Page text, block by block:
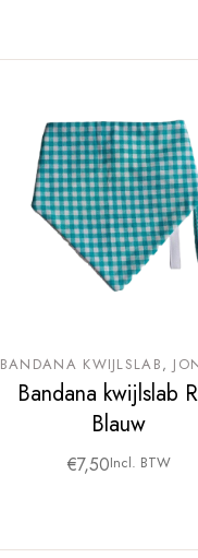
BANDANA KWIJLSLAB
Bandana kwijlslab
Blauw
€7,50Incl. BTW